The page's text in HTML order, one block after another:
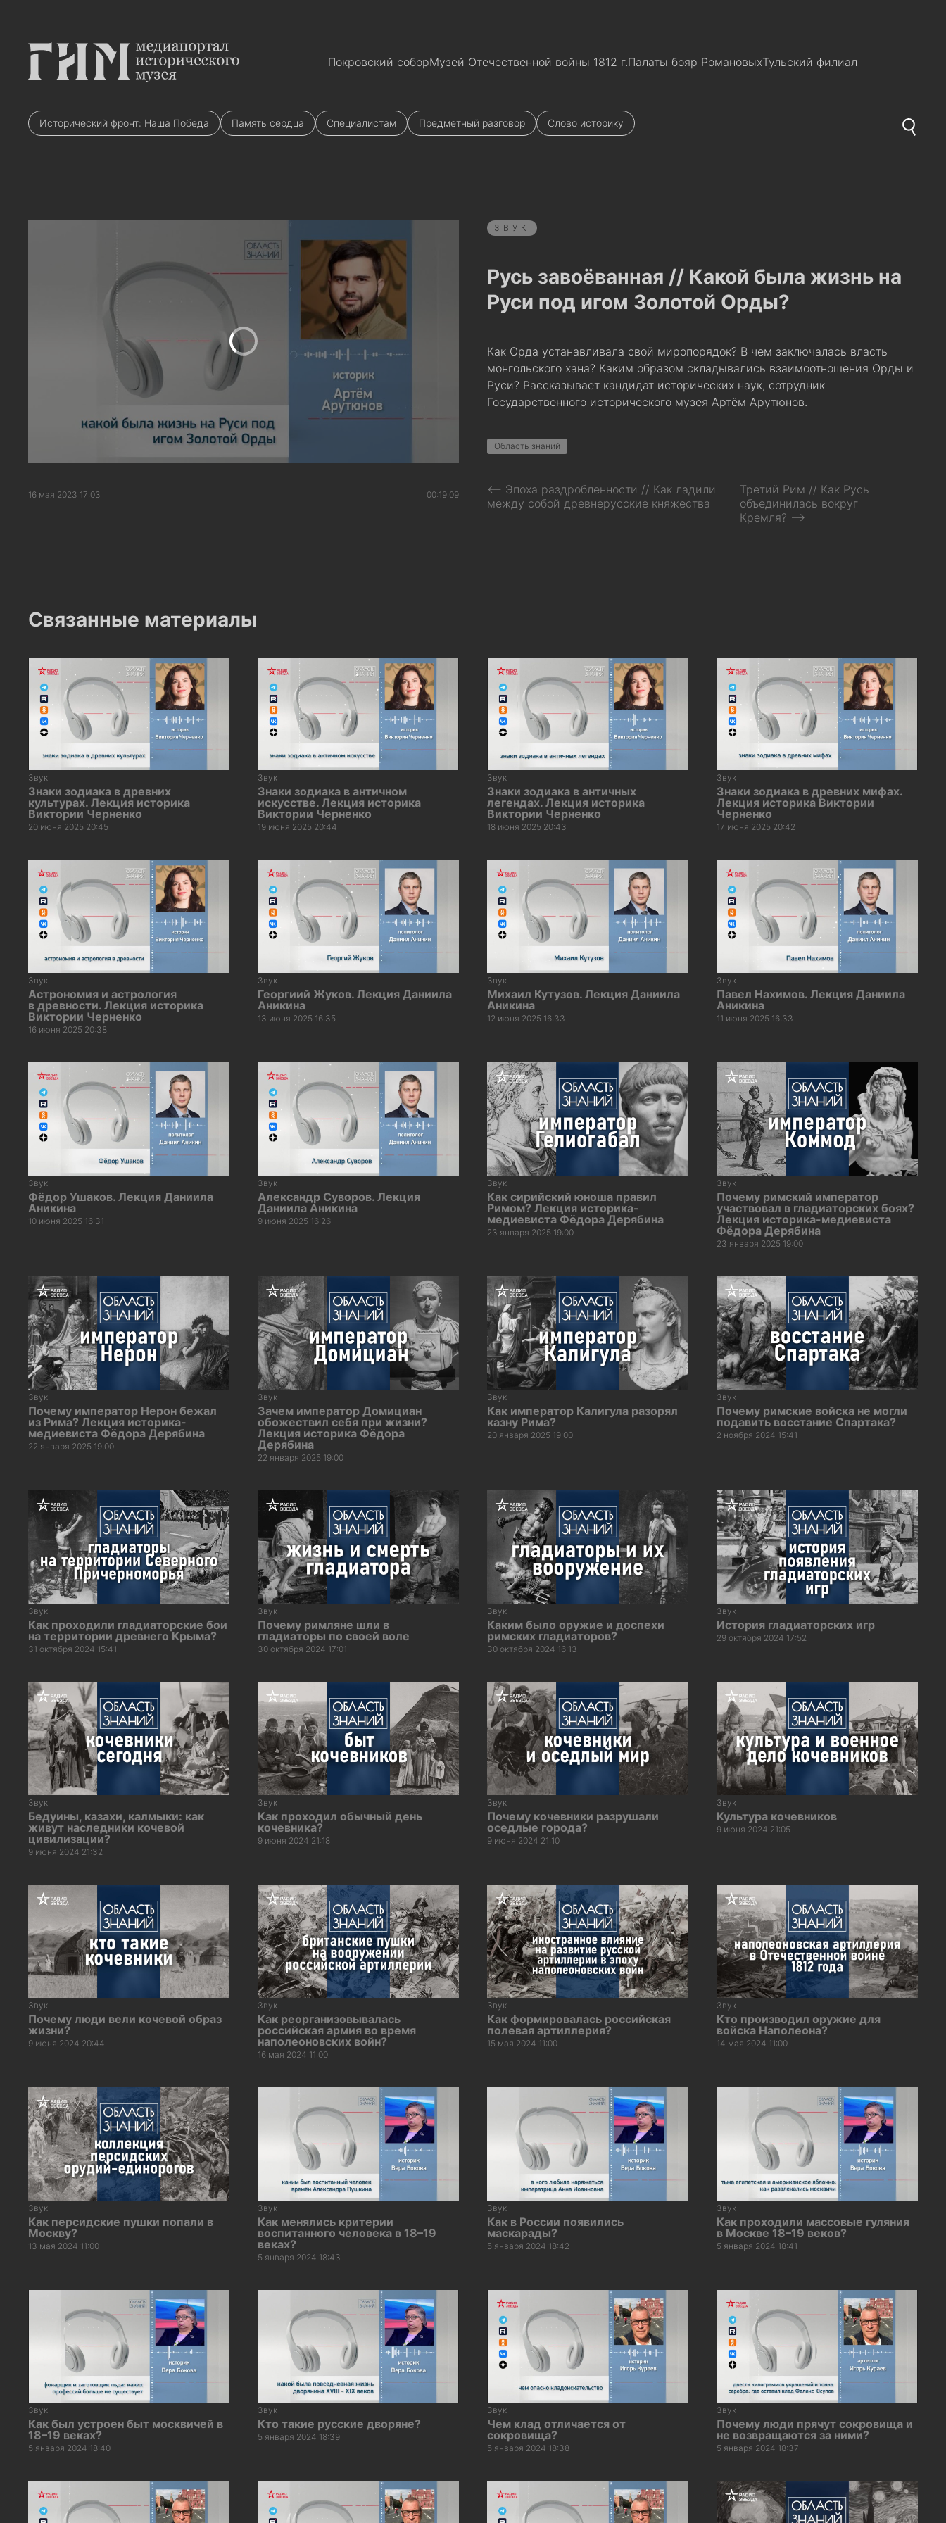
Покровский соборМузей Отечественной войны 1812 г.Палаты бояр РомановыхТульский филиал
Исторический фронт: Наша Победа Память сердца Специалистам Предметный разговор Слово историку
16 мая 2023 17:03 00:19:09
ЗВУК
Русь завоёванная // Какой была жизнь на
Руси под игом Золотой Орды?
Как Орда устанавливала свой миропорядок? В чем заключалась власть
монгольского хана? Каким образом складывались взаимоотношения Орды и
Руси? Рассказывает кандидат исторических наук, сотрудник
Государственного исторического музея Артём Арутюнов.
Область знаний
⟵ Эпоха раздробленности // Как ладили
между собой древнерусские княжества
Третий Рим // Как Русь
объединилась вокруг
Кремля? ⟶
Связанные материалы
Звук
Знаки зодиака в древних
культурах. Лекция историка
Виктории Черненко
20 июня 2025 20:45
Звук
Знаки зодиака в античном
искусстве. Лекция историка
Виктории Черненко
19 июня 2025 20:44
Звук
Знаки зодиака в античных
легендах. Лекция историка
Виктории Черненко
18 июня 2025 20:43
Звук
Знаки зодиака в древних мифах.
Лекция историка Виктории
Черненко
17 июня 2025 20:42
Звук
Астрономия и астрология
в древности. Лекция историка
Виктории Черненко
16 июня 2025 20:38
Звук
Георгиий Жуков. Лекция Даниила
Аникина
13 июня 2025 16:35
Звук
Михаил Кутузов. Лекция Даниила
Аникина
12 июня 2025 16:33
Звук
Павел Нахимов. Лекция Даниила
Аникина
11 июня 2025 16:33
Звук
Фёдор Ушаков. Лекция Даниила
Аникина
10 июня 2025 16:31
Звук
Александр Суворов. Лекция
Даниила Аникина
9 июня 2025 16:26
Звук
Как сирийский юноша правил
Римом? Лекция историка-
медиевиста Фёдора Дерябина
23 января 2025 19:00
Звук
Почему римский император
участвовал в гладиаторских боях?
Лекция историка-медиевиста
Фёдора Дерябина
23 января 2025 19:00
Звук
Почему император Нерон бежал
из Рима? Лекция историка-
медиевиста Фёдора Дерябина
22 января 2025 19:00
Звук
Зачем император Домициан
обожествил себя при жизни?
Лекция историка Фёдора
Дерябина
22 января 2025 19:00
Звук
Как император Калигула разорял
казну Рима?
20 января 2025 19:00
Звук
Почему римские войска не могли
подавить восстание Спартака?
2 ноября 2024 15:41
Звук
Как проходили гладиаторские бои
на территории древнего Крыма?
31 октября 2024 15:41
Звук
Почему римляне шли в
гладиаторы по своей воле
30 октября 2024 17:01
Звук
Каким было оружие и доспехи
римских гладиаторов?
30 октября 2024 16:13
Звук
История гладиаторских игр
29 октября 2024 17:52
Звук
Бедуины, казахи, калмыки: как
живут наследники кочевой
цивилизации?
9 июня 2024 21:32
Звук
Как проходил обычный день
кочевника?
9 июня 2024 21:18
Звук
Почему кочевники разрушали
оседлые города?
9 июня 2024 21:10
Звук
Культура кочевников
9 июня 2024 21:05
Звук
Почему люди вели кочевой образ
жизни?
9 июня 2024 20:44
Звук
Как реорганизовывалась
российская армия во время
наполеоновских войн?
16 мая 2024 11:00
Звук
Как формировалась российская
полевая артиллерия?
15 мая 2024 11:00
Звук
Кто производил оружие для
войска Наполеона?
14 мая 2024 11:00
Звук
Как персидские пушки попали в
Москву?
13 мая 2024 11:00
Звук
Как менялись критерии
воспитанного человека в 18–19
веках?
5 января 2024 18:43
Звук
Как в России появились
маскарады?
5 января 2024 18:42
Звук
Как проходили массовые гуляния
в Москве 18–19 веков?
5 января 2024 18:41
Звук
Как был устроен быт москвичей в
18–19 веках?
5 января 2024 18:40
Звук
Кто такие русские дворяне?
5 января 2024 18:39
Звук
Чем клад отличается от
сокровища?
5 января 2024 18:38
Звук
Почему люди прячут сокровища и
не возвращаются за ними?
5 января 2024 18:37